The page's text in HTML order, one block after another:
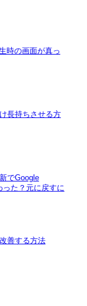
時の画面が真っ
長持ちさせる方
でGoogle
った？元に戻すに
善する方法